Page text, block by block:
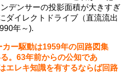
デンサーの投影面積が大きすぎ
イレクトドライブ（直流流出
年～).
ー駆動は1959年の回路図集
。63年前からの公知であ
レキ知識を有するならば回路